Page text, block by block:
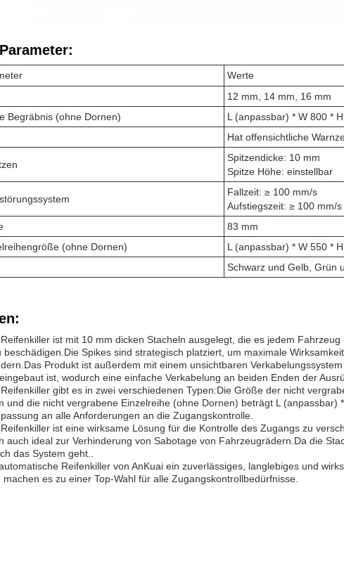
Werte
12 mm, 14 mm, 16 mm
Begräbnis (ohne Dornen)
L (anpassbar) * W 800 *
Hat offensichtliche
Spitzendicke: 10 mm
Spitze Höhe: einstellbar
Fallzeit: ≥ 100 mm/s
Aufstiegszeit: ≥ 100 mm/s
83 mm
(ohne Dornen)
L (anpassbar) * W 550 *
Schwarz und Gelb, Grün
ist mit 10 mm dicken Stacheln ausgelegt, die es jedem
beschädigen.Die Spikes sind strategisch platziert, um maximale
Produkt ist außerdem mit einem unsichtbaren
ist, wodurch eine einfache Verkabelung an beiden Enden der
gibt es in zwei verschiedenen Typen:Die Größe der nicht
und die nicht vergrabene Einzelreihe (ohne Dornen) beträgt L (anpassbar)
an alle Anforderungen an die Zugangskontrolle.
ist eine wirksame Lösung für die Kontrolle des Zugangs zu
auch ideal zur Verhinderung von Sabotage von Fahrzeugrädern.Da die
das System geht..
Reifenkiller von AnKuai ein zuverlässiges, langlebiges und
es zu einer Top-Wahl für alle Zugangskontrollbedürfnisse.